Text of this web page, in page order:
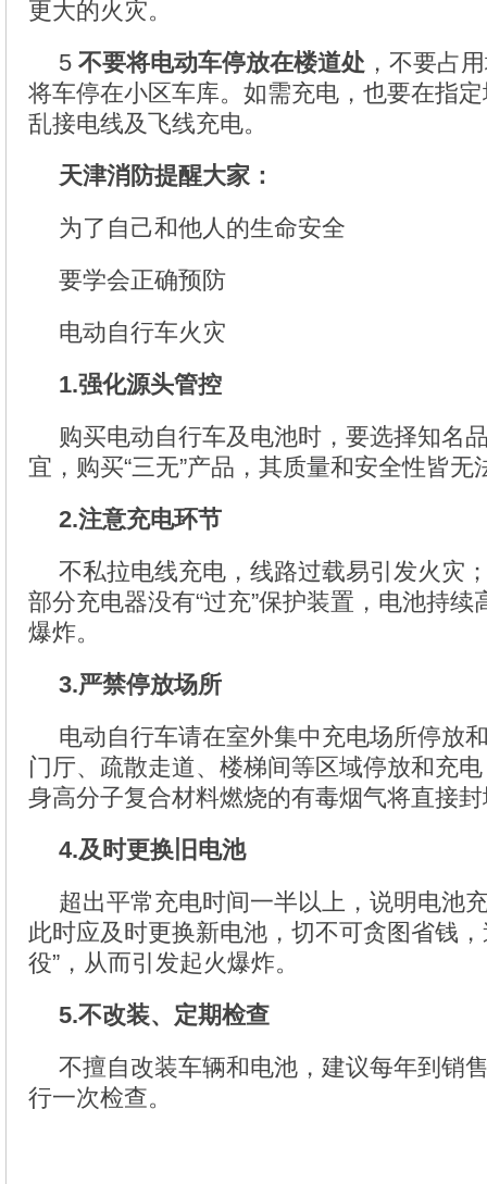
更大的火灾。
5 不要将电动车停放在楼道处 ，不要占
将车停在小区车库。如需充电，也要在指
乱接电线及飞线充电。
天津消防提醒大家：
为了自己和他人的生命安全
要学会正确预防
电动自行车火灾
1.强化源头管控
购买电动自行车及电池时，要选择知名
宜，购买“三无”产品，其质量和安全性皆无
2.注意充电环节
不私拉电线充电，线路过载易引发火灾
部分充电器没有“过充”保护装置，电池持
爆炸。
3.严禁停放场所
电动自行车请在室外集中充电场所停放
门厅、疏散走道、楼梯间等区域停放和充
身高分子复合材料燃烧的有毒烟气将直接封
4.及时更换旧电池
超出平常充电时间一半以上，说明电池
此时应及时更换新电池，切不可贪图省钱
役”，从而引发起火爆炸。
5.不改装、定期检查
不擅自改装车辆和电池，建议每年到销
行一次检查。